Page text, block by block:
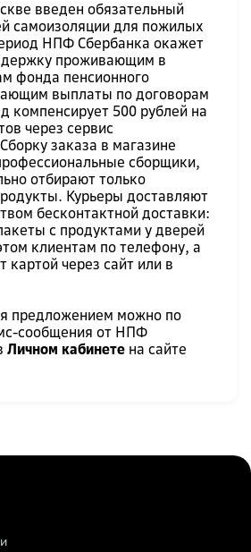
введен обязательный
самоизоляции для пожилых
НПФ Сбербанка окажет
проживающим в
фонда пенсионного
выплаты по договорам
500 рублей на
через сервис
заказа в магазине
сборщики,
отбирают только
Курьеры доставляют
бесконтактной доставки:
с продуктами у дверей
клиентам по телефону, а
картой через сайт или в
предложением можно по
сообщения от НПФ
Личном кабинете на сайте